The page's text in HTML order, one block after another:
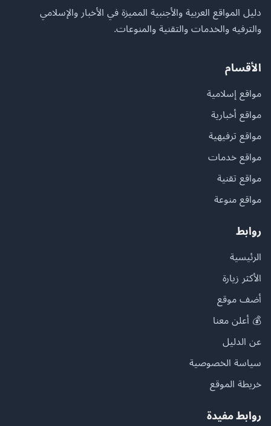
دليل المواقع العربية والأجنبية المميزة في الأخبار والإسلامي
والترفيه والخدمات والتقنية والمنوعات.
الأقسام
مواقع إسلامية
مواقع أخبارية
مواقع ترفيهية
مواقع خدمات
مواقع تقنية
مواقع منوعة
روابط
الرئيسية
الأكثر زيارة
أضف موقع
💰 أعلن معنا
عن الدليل
سياسة الخصوصية
خريطة الموقع
روابط مفيدة